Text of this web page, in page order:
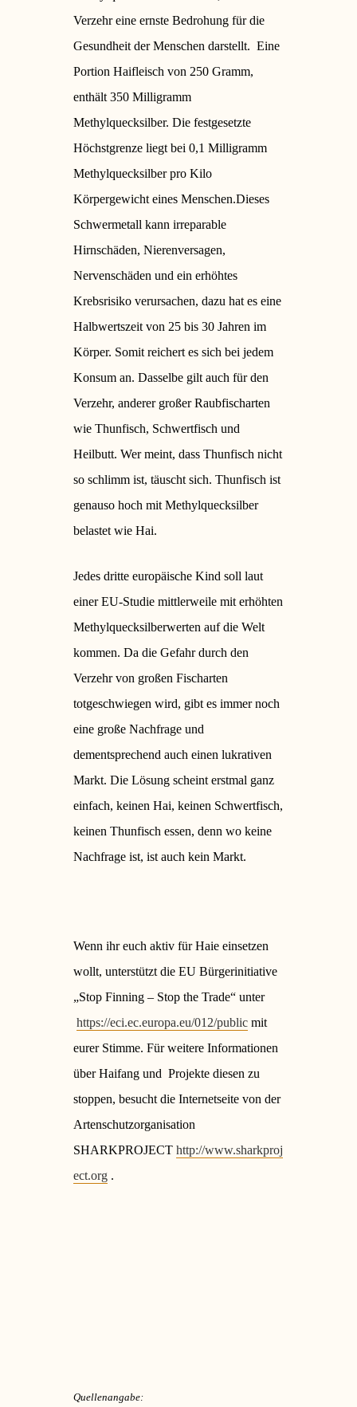
Verzehr eine ernste Bedrohung für die
Gesundheit der Menschen darstellt.Eine
Portion Haifleisch von 250 Gramm,
enthält 350 Milligramm
Methylquecksilber. Die festgesetzte
Höchstgrenze liegt bei 0,1 Milligramm
Methylquecksilber pro Kilo
Körpergewicht eines Menschen.Dieses
Schwermetall kann irreparable
Hirnschäden, Nierenversagen,
Nervenschäden und ein erhöhtes
Krebsrisiko verursachen, dazu hat es eine
Halbwertszeit von 25 bis 30 Jahren im
Körper. Somit reichert es sich bei jedem
Konsum an. Dasselbe gilt auch für den
Verzehr, anderer großer Raubfischarten
wie Thunfisch, Schwertfisch und
Heilbutt. Wer meint, dass Thunfisch nicht
so schlimm ist, täuscht sich. Thunfisch ist
genauso hoch mit Methylquecksilber
belastet wie Hai.
Jedes dritte europäische Kind soll laut
einer EU-Studie mittlerweile mit erhöhten
Methylquecksilberwerten auf die Welt
kommen. Da die Gefahr durch den
Verzehr von großen Fischarten
totgeschwiegen wird, gibt es immer noch
eine große Nachfrage und
dementsprechend auch einen lukrativen
Markt. Die Lösung scheint erstmal ganz
einfach, keinen Hai, keinen Schwertfisch,
keinen Thunfisch essen, denn wo keine
Nachfrage ist, ist auch kein Markt.
Wenn ihr euch aktiv für Haie einsetzen
wollt, unterstützt die EU Bürgerinitiative
„Stop Finning – Stop the Trade“ unter
https://eci.ec.europa.eu/012/public mit
eurer Stimme. Für weitere Informationen
über Haifang und Projekte diesen zu
stoppen, besucht die Internetseite von der
Artenschutzorganisation
SHARKPROJECThttp://www.sharkproj
ect.org .
Quellenangabe: